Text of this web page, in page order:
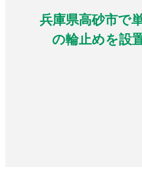
兵庫県高砂市で
の輪止めを設